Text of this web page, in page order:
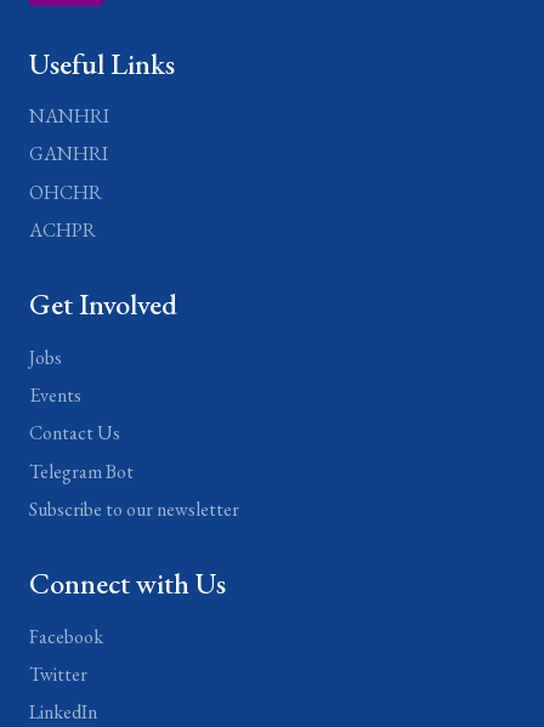
Useful Links
NANHRI
GANHRI
OHCHR
ACHPR
Get Involved
Jobs
Events
Contact Us
Telegram Bot
Subscribe to our newsletter
Connect with Us
Facebook
Twitter
LinkedIn